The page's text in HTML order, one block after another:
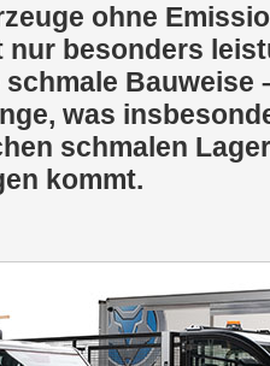
ohne
nur besonders
Bauweise
was
schmalen
kommt.